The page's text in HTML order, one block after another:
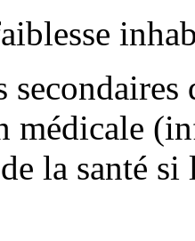
médicale
la santé